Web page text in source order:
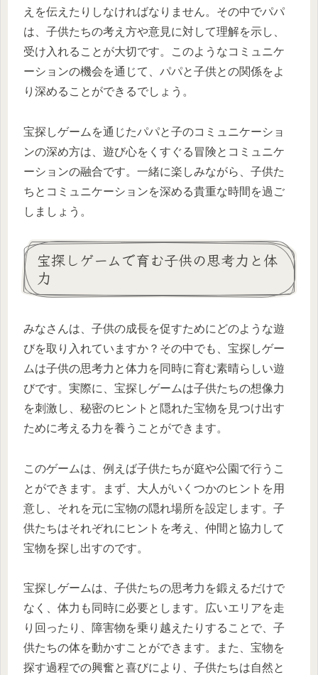
えを伝えたりしなければなりません。その中でパパ
は、子供たちの考え方や意見に対して理解を示し、
受け入れることが大切です。このようなコミュニケ
ーションの機会を通じて、パパと子供との関係をよ
り深めることができるでしょう。
宝探しゲームを通じたパパと子のコミュニケーショ
ンの深め方は、遊び心をくすぐる冒険とコミュニケ
ーションの融合です。一緒に楽しみながら、子供た
ちとコミュニケーションを深める貴重な時間を過ご
しましょう。
宝探しゲームで育む子供の思考力と体
力
みなさんは、子供の成長を促すためにどのような遊
びを取り入れていますか？その中でも、宝探しゲー
ムは子供の思考力と体力を同時に育む素晴らしい遊
びです。実際に、宝探しゲームは子供たちの想像力
を刺激し、秘密のヒントと隠れた宝物を見つけ出す
ために考える力を養うことができます。
このゲームは、例えば子供たちが庭や公園で行うこ
とができます。まず、大人がいくつかのヒントを用
意し、それを元に宝物の隠れ場所を設定します。子
供たちはそれぞれにヒントを考え、仲間と協力して
宝物を探し出すのです。
宝探しゲームは、子供たちの思考力を鍛えるだけで
なく、体力も同時に必要とします。広いエリアを走
り回ったり、障害物を乗り越えたりすることで、子
供たちの体を動かすことができます。また、宝物を
探す過程での興奮と喜びにより、子供たちは自然と